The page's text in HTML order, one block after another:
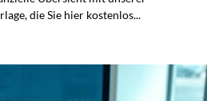
die Sie hier kostenlos...